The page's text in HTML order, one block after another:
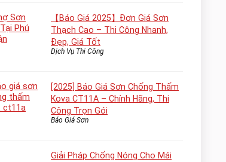
【Báo Giá 2025】Đơn Giá Sơn
Thạch Cao – Thi Công Nhanh,
Đẹp, Giá Tốt
Dịch Vụ Thi Công
[2025] Báo Giá Sơn Chống Thấm
Kova CT11A – Chính Hãng, Thi
Công Trọn Gói
Báo Giá Sơn
Giải Pháp Chống Nóng Cho Mái